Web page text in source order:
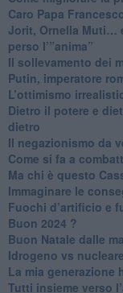
Caro Papa
​Jorit, Ornella Muti…
perso l’”anima”
​Il sollevamento dei
Putin, imperatore
​L’ottimismo
​Dietro il potere e
dietro
Il negazionismo da
Come si fa a
Ma chi è questo
Immaginare le
​Fuochi d’artificio e
Buon 2024 ?
​Buon Natale dalle
​Idrogeno vs
​La mia generazione
​Tutti insieme verso